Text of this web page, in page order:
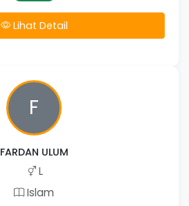
Lihat Detail
F
FARDAN ULUM
L
Islam